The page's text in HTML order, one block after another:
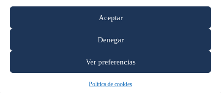
Aceptar
Denegar
Ver preferencias
Política de cookies